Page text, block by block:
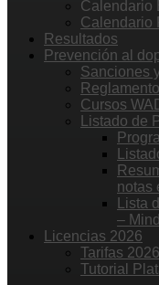
Calendario
Calendario
Resultados
Prevención al
Sanciones
Cursos
Listado de
notas
Lista
–
Licencias 2026
Tarifas 2026
Tutorial